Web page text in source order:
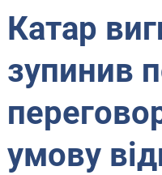
Катар
зупинив
умову